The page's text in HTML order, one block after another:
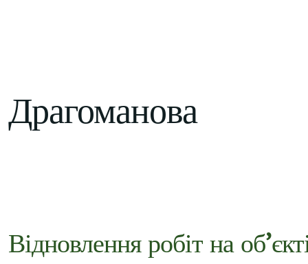
Драгоманова
Відновлення робіт на